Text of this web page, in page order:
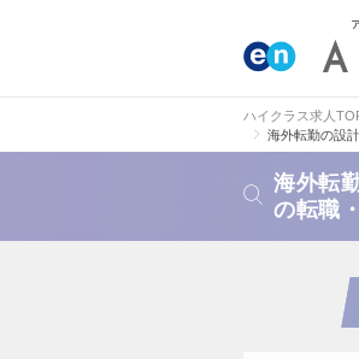
ハイクラス求人
海外転勤の設
海外転
の転職